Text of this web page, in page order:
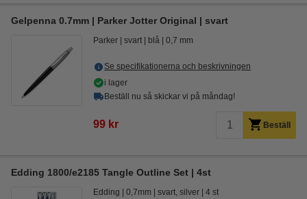
Gelpenna 0.7mm | Parker Jotter Original | svart
Parker svart blå 0,7 mm
Se specifikationerna och beskrivningen
i lager
Beställ nu så skickar vi på måndag!
99 kr Beställ
Edding 1800/e2185 Tangle Outline Set | 4st
Edding 0,7mm svart, silver 4 st